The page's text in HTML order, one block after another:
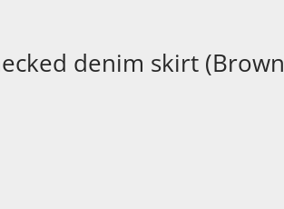
denim skirt (Brown